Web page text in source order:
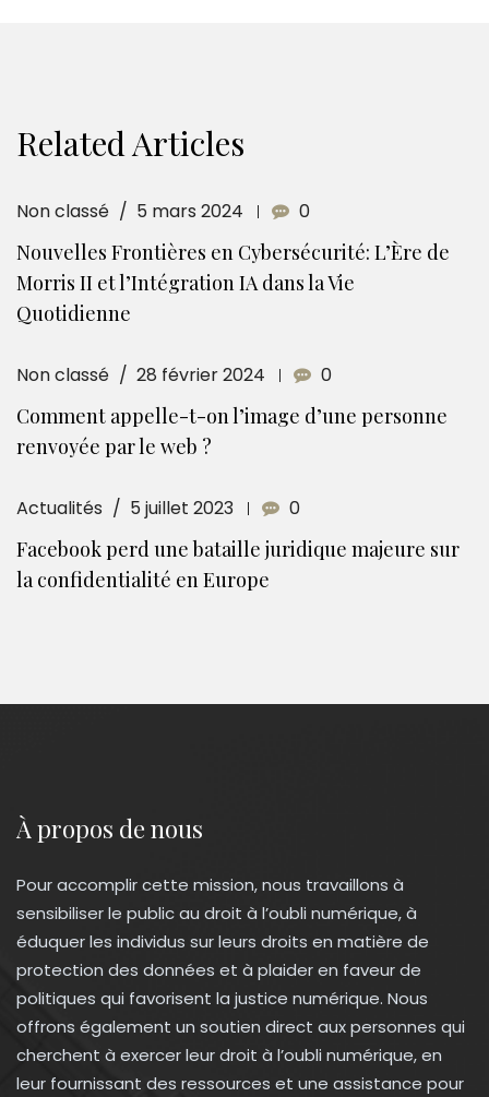
Related Articles
Non classé 5 mars 2024 0
Nouvelles Frontières en Cybersécurité: L’Ère de
Morris II et l’Intégration IA dans la Vie
Quotidienne
Non classé 28 février 2024 0
Comment appelle-t-on l’image d’une personne
renvoyée par le web ?
Actualités 5 juillet 2023 0
Facebook perd une bataille juridique majeure sur
la confidentialité en Europe
À propos de nous
Pour accomplir cette mission, nous travaillons à
sensibiliser le public au droit à l’oubli numérique, à
éduquer les individus sur leurs droits en matière de
protection des données et à plaider en faveur de
politiques qui favorisent la justice numérique. Nous
offrons également un soutien direct aux personnes qui
cherchent à exercer leur droit à l’oubli numérique, en
leur fournissant des ressources et une assistance pour